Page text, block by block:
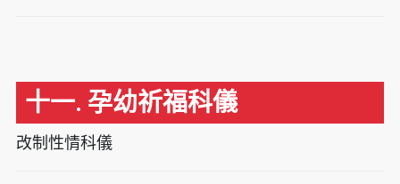
十一. 孕幼祈福科儀
改制性情科儀